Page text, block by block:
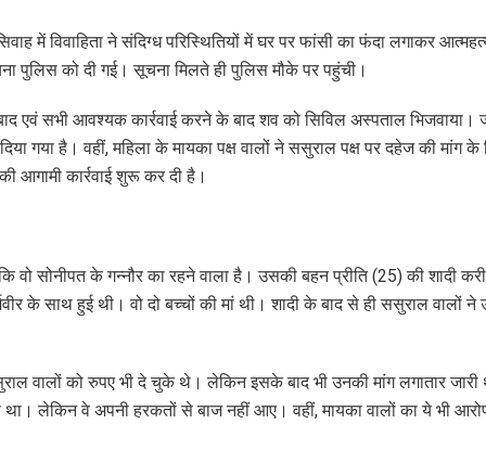
में विवाहिता ने संदिग्ध परिस्थितियों में घर पर फांसी का फंदा लगाकर
पुलिस को दी गई। सूचना मिलते ही पुलिस मौके पर पहुंची।
एवं सभी आवश्यक कार्रवाई करने के बाद शव को सिविल अस्पताल भिजवाया।
गया है। वहीं, महिला के मायका पक्ष वालों ने ससुराल पक्ष पर दहेज की मांग के
आगामी कार्रवाई शुरू कर दी है।
वो सोनीपत के गन्नौर का रहने वाला है। उसकी बहन प्रीति (25) की शादी
के साथ हुई थी। वो दो बच्चों की मां थी। शादी के बाद से ही ससुराल
वालों को रुपए भी दे चुके थे। लेकिन इसके बाद भी उनकी मांग लगातार जारी
लेकिन वे अपनी हरकतों से बाज नहीं आए। वहीं, मायका वालों का ये भी